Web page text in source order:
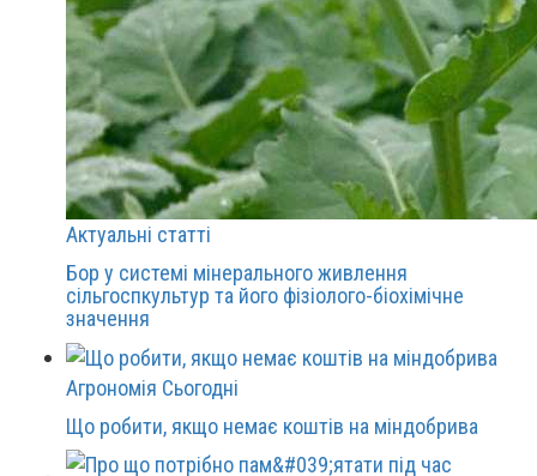
Актуальні статті
Бор у системі мінерального живлення
сільгоспкультур та його фізіолого-біохімічне
значення
Агрономія Сьогодні
Що робити, якщо немає коштів на міндобрива